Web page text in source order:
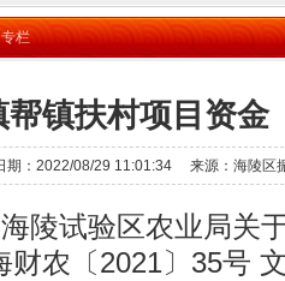
栏
镇扶村项目资
期：2022/08/29 11:01:34 来源：海陵区
陵试验区农业局关
农〔2021〕35号